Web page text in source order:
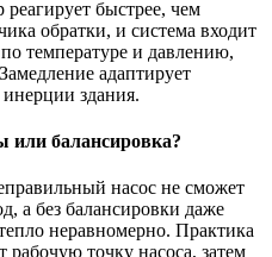
быстрее, чем
обратки, и система входит
температуре и давлению,
адаптирует
здания.
или балансировка?
насос не сможет
а без балансировки даже
неравномерно. Практика
рабочую точку насоса, затем